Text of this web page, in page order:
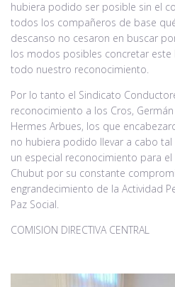
hubiera podido ser posible sin el
todos los compañeros de base
descanso no cesaron en buscar
los modos posibles concretar este
todo nuestro reconocimiento.
Por lo tanto el Sindicato
reconocimiento a los Cros,
Hermes Arbues, los que
no hubiera podido llevar a cabo
un especial reconocimiento para
Chubut por su constante
engrandecimiento de la Actividad
Paz Social.
COMISION DIRECTIVA CENTRAL